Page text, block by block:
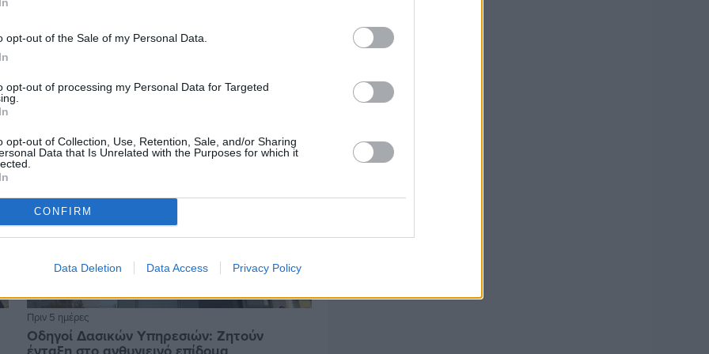
opt-out of the Sale of my Personal Data.
opt-out of processing my Personal Data for Targeted
opt-out of Collection, Use, Retention, Sale, and/or Sharing
Data that Is Unrelated with the Purposes for which it
CONFIRM
Data Deletion Data Access Privacy Policy
Πριν 5 ημέρες
Πριν 5 ημέρες
Οδηγοί Δασικών Υπηρεσιών: Ζητούν